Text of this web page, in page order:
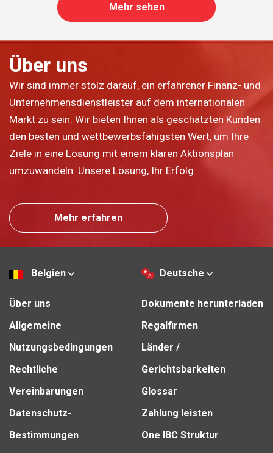
Mehr sehen
Über uns
Wir sind immer stolz darauf, ein erfahrener Finanz- und
Unternehmensdienstleister auf dem internationalen
Markt zu sein. Wir bieten Ihnen als geschätzten Kunden
den besten und wettbewerbsfähigsten Wert, um Ihre
Ziele in eine Lösung mit einem klaren Aktionsplan
umzuwandeln. Unsere Lösung, Ihr Erfolg.
Mehr erfahren
Belgien Deutsche
Über uns
Allgemeine
Nutzungsbedingungen
Rechtliche
Vereinbarungen
Datenschutz-
Bestimmungen
Dokumente herunterladen
Regalfirmen
Länder /
Gerichtsbarkeiten
Glossar
Zahlung leisten
One IBC Struktur